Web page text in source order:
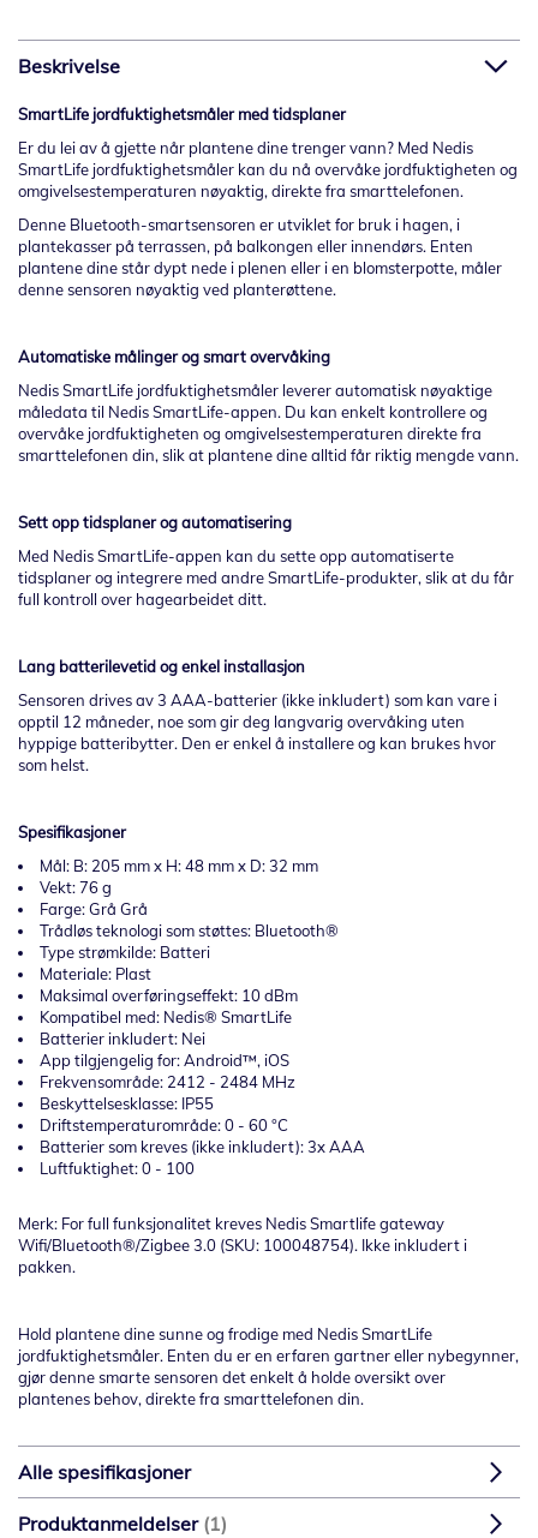
Beskrivelse
SmartLife jordfuktighetsmåler med tidsplaner
Er du lei av å gjette når plantene dine trenger vann? Med Nedis
SmartLife jordfuktighetsmåler kan du nå overvåke jordfuktigheten og
omgivelsestemperaturen nøyaktig, direkte fra smarttelefonen.
Denne Bluetooth-smartsensoren er utviklet for bruk i hagen, i
plantekasser på terrassen, på balkongen eller innendørs. Enten
plantene dine står dypt nede i plenen eller i en blomsterpotte, måler
denne sensoren nøyaktig ved planterøttene.
Automatiske målinger og smart overvåking
Nedis SmartLife jordfuktighetsmåler leverer automatisk nøyaktige
måledata til Nedis SmartLife-appen. Du kan enkelt kontrollere og
overvåke jordfuktigheten og omgivelsestemperaturen direkte fra
smarttelefonen din, slik at plantene dine alltid får riktig mengde vann.
Sett opp tidsplaner og automatisering
Med Nedis SmartLife-appen kan du sette opp automatiserte
tidsplaner og integrere med andre SmartLife-produkter, slik at du får
full kontroll over hagearbeidet ditt.
Lang batterilevetid og enkel installasjon
Sensoren drives av 3 AAA-batterier (ikke inkludert) som kan vare i
opptil 12 måneder, noe som gir deg langvarig overvåking uten
hyppige batteribytter. Den er enkel å installere og kan brukes hvor
som helst.
Spesifikasjoner
Mål: B: 205 mm x H: 48 mm x D: 32 mm
Vekt: 76 g
Farge: Grå Grå
Trådløs teknologi som støttes: Bluetooth®
Type strømkilde: Batteri
Materiale: Plast
Maksimal overføringseffekt: 10 dBm
Kompatibel med: Nedis® SmartLife
Batterier inkludert: Nei
App tilgjengelig for: Android™, iOS
Frekvensområde: 2412 - 2484 MHz
Beskyttelsesklasse: IP55
Driftstemperaturområde: 0 - 60 °C
Batterier som kreves (ikke inkludert): 3x AAA
Luftfuktighet: 0 - 100
Merk: For full funksjonalitet kreves Nedis Smartlife gateway
Wifi/Bluetooth®/Zigbee 3.0 (SKU: 100048754). Ikke inkludert i
pakken.
Hold plantene dine sunne og frodige med Nedis SmartLife
jordfuktighetsmåler. Enten du er en erfaren gartner eller nybegynner,
gjør denne smarte sensoren det enkelt å holde oversikt over
plantenes behov, direkte fra smarttelefonen din.
Alle spesifikasjoner
Produktanmeldelser 1